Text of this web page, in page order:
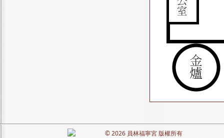
© 2026 員林福寧宮版權所有